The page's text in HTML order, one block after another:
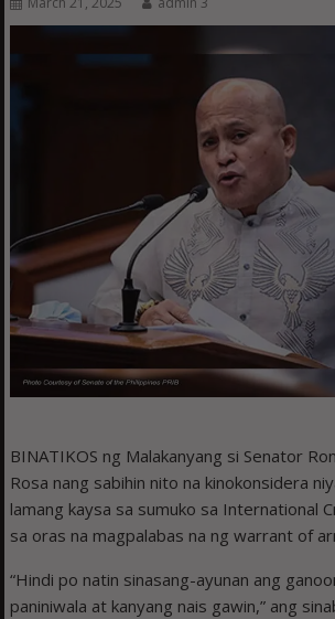
BINATIKOS ng Malakanyang si Senator
Rosa nang sabihin nito na kinokonsidera
lamang kaysa sa sumuko sa International
sa oras na magpalabas na ng warrant of
“Hindi po natin sinasang-ayunan ang
paniniwala at kanyang nais gawin,” ang